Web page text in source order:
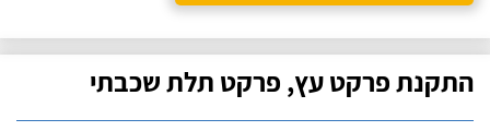
התקנת פרקט עץ, פרקט תלת שכבתי